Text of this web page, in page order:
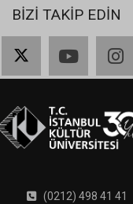
BİZİ TAKİP EDİN
(0212) 498 41 41